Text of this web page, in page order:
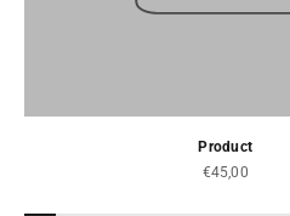
Product
€45,00